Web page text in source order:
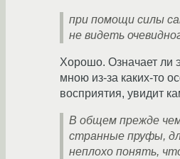
при помощи силы
не видеть
Хорошо. Означает ли
мною из-за каких-то
восприятия, увидит
В общем прежде
странные пруфы,
неплохо понять,